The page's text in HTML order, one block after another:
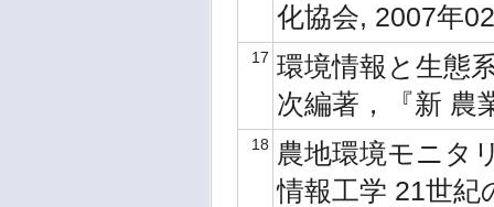
化協会, 2007年
17 環境情報と生態
次編著，『新 農
18
農地環境モニタ
情報工学 21世紀